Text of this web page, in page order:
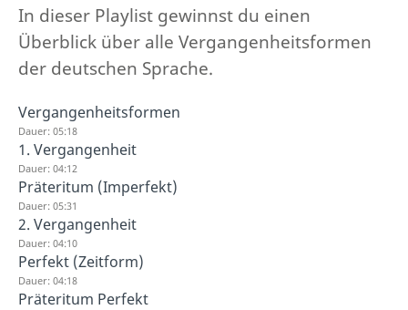
In dieser Playlist gewinnst du einen
Überblick über alle Vergangenheitsformen
der deutschen Sprache.
Vergangenheitsformen
Dauer: 05:18
1. Vergangenheit
Dauer: 04:12
Präteritum (Imperfekt)
Dauer: 05:31
2. Vergangenheit
Dauer: 04:10
Perfekt (Zeitform)
Dauer: 04:18
Präteritum Perfekt